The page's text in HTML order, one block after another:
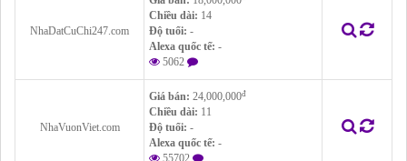
NhaDatCuChi247.com
Chiều dài: 14
Độ tuổi: -
Alexa quốc tế: -
5062
NhaVuonViet.com
Giá bán: 24,000,000đ
Chiều dài: 11
Độ tuổi: -
Alexa quốc tế: -
55702